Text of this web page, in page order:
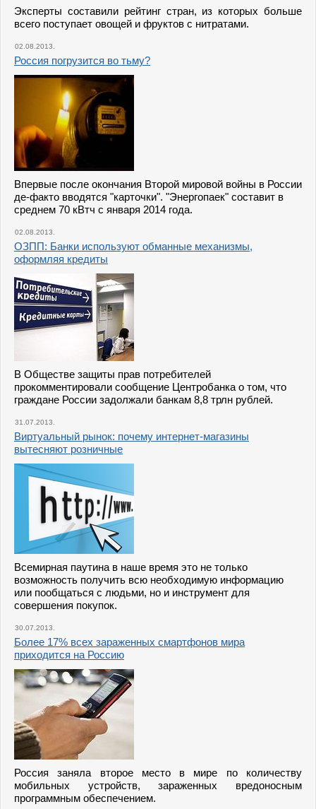
Эксперты составили рейтинг стран, из которых больше
всего поступает овощей и фруктов с нитратами.
02.08.2013.
Россия погрузится во тьму?
Впервые после окончания Второй мировой войны в России
де-факто вводятся "карточки". "Энергопаек" составит в
среднем 70 кВтч с января 2014 года.
02.08.2013.
ОЗПП: Банки используют обманные механизмы,
оформляя кредиты
В Обществе защиты прав потребителей
прокомментировали сообщение Центробанка о том, что
граждане России задолжали банкам 8,8 трлн рублей.
31.07.2013.
Виртуальный рынок: почему интернет-магазины
вытесняют розничные
Всемирная паутина в наше время это не только
возможность получить всю необходимую информацию
или пообщаться с людьми, но и инструмент для
совершения покупок.
30.07.2013.
Более 17% всех зараженных смартфонов мира
приходится на Россию
Россия заняла второе место в мире по количеству
мобильных устройств, зараженных вредоносным
программным обеспечением.